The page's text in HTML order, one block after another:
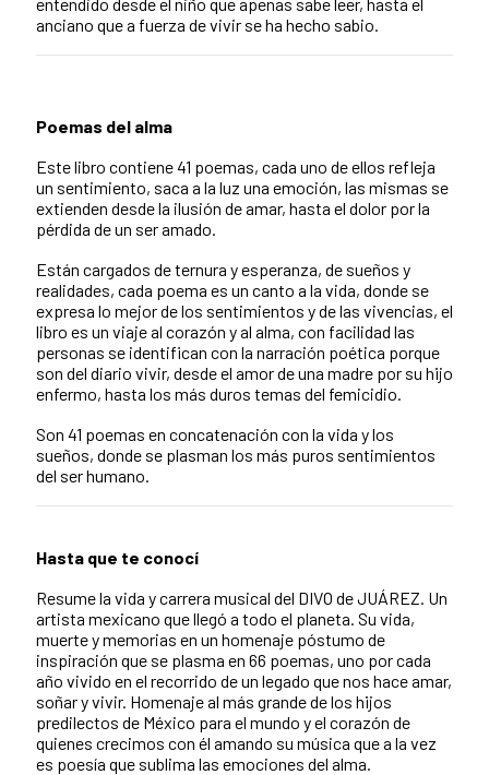
anciano que a fuerza de vivir se ha hecho sabio.
Poemas del alma
Este libro contiene 41 poemas, cada uno de ellos refleja
un sentimiento, saca a la luz una emoción, las mismas se
extienden desde la ilusión de amar, hasta el dolor por la
pérdida de un ser amado.
Están cargados de ternura y esperanza, de sueños y
realidades, cada poema es un canto a la vida, donde se
expresa lo mejor de los sentimientos y de las vivencias, el
libro es un viaje al corazón y al alma, con facilidad las
personas se identifican con la narración poética porque
son del diario vivir, desde el amor de una madre por su hijo
enfermo, hasta los más duros temas del femicidio.
Son 41 poemas en concatenación con la vida y los
sueños, donde se plasman los más puros sentimientos
del ser humano.
Hasta que te conocí
Resume la vida y carrera musical del DIVO de JUÁREZ. Un
artista mexicano que llegó a todo el planeta. Su vida,
muerte y memorias en un homenaje póstumo de
inspiración que se plasma en 66 poemas, uno por cada
año vivido en el recorrido de un legado que nos hace amar,
soñar y vivir. Homenaje al más grande de los hijos
predilectos de México para el mundo y el corazón de
quienes crecimos con él amando su música que a la vez
es poesía que sublima las emociones del alma.